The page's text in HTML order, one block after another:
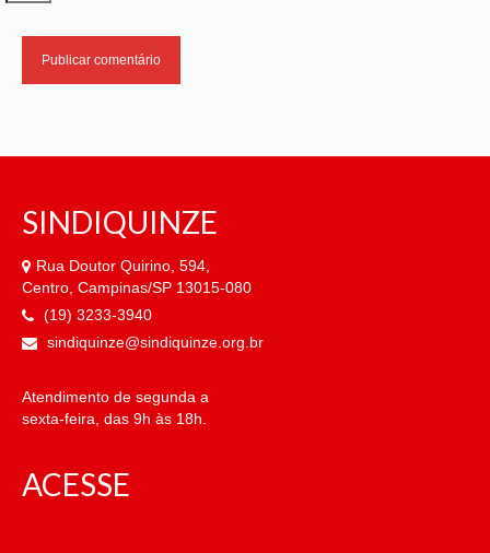
SINDIQUINZE
Rua Doutor Quirino, 594,
Centro, Campinas/SP 13015-080
(19) 3233-3940
sindiquinze@sindiquinze.org.br
Atendimento de segunda a
sexta-feira, das 9h às 18h.
ACESSE